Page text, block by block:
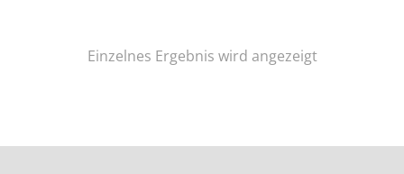
Einzelnes Ergebnis wird angezeigt